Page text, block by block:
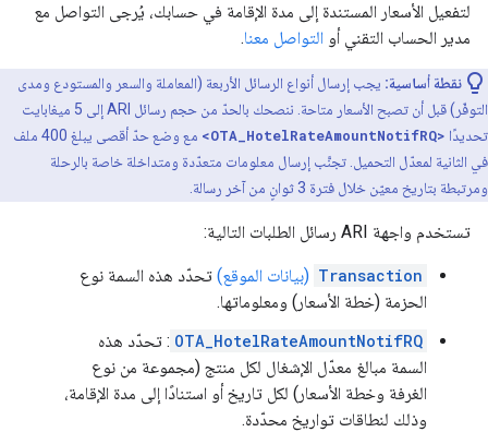
لتفعيل الأسعار المستندة إلى مدة الإقامة في حسابك، يُرجى التواصل مع
مدير الحساب التقني أو التواصل معنا.
نقطة أساسية: يجب إرسال أنواع الرسائل الأربعة (المعاملة والسعر والمستودع ومدى
التوفّر) قبل أن تصبح الأسعار متاحة. ننصحك بالحدّ من حجم رسائل ARI إلى 5 ميغابايت
تحديدًا <OTA_HotelRateAmountNotifRQ>
مع وضع حدّ أقصى يبلغ 400 ملف
في الثانية لمعدّل التحميل. تجنَّب إرسال معلومات متعدّدة ومتداخلة خاصة بالرحلة
ومرتبطة بتاريخ معيّن خلال فترة 3 ثوانٍ من آخر رسالة.
تستخدم واجهة ARI رسائل الطلبات التالية:
Transaction (بيانات الموقع) تحدّد هذه السمة نوع
الحزمة (خطة الأسعار) ومعلوماتها.
OTA_HotelRateAmountNotifRQ : تحدّد هذه
السمة مبالغ معدّل الإشغال لكل منتج (مجموعة من نوع
الغرفة وخطة الأسعار) لكل تاريخ أو استنادًا إلى مدة الإقامة،
وذلك لنطاقات تواريخ محدّدة.